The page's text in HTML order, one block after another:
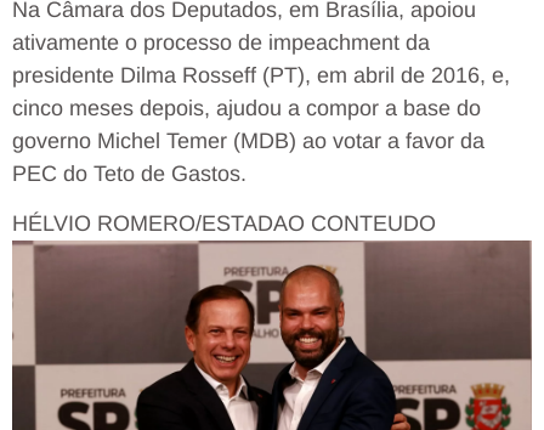
Na Câmara dos Deputados, em Brasília, apoiou
ativamente o processo de impeachment da
presidente Dilma Rosseff (PT), em abril de 2016, e,
cinco meses depois, ajudou a compor a base do
governo Michel Temer (MDB) ao votar a favor da
PEC do Teto de Gastos.
HÉLVIO ROMERO/ESTADAO CONTEUDO